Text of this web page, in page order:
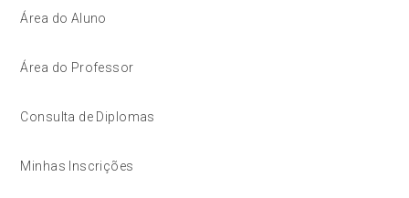
Área do Aluno
Área do Professor
Consulta de Diplomas
Minhas Inscrições